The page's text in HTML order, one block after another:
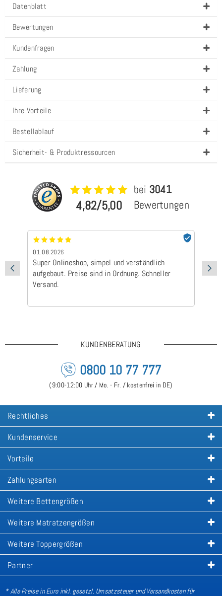
Datenblatt
Bewertungen
Kundenfragen
Zahlung
Lieferung
Ihre Vorteile
Bestellablauf
Sicherheit- & Produktressourcen
4,82/5,00
bei 3041
Bewertungen
01.08.2026
Super Onlineshop, simpel und verständlich
aufgebaut. Preise sind in Ordnung. Schneller
Versand.
KUNDENBERATUNG
0800 10 77 777
(9:00-12:00 Uhr / Mo. - Fr. / kostenfrei in DE)
Rechtliches
Kundenservice
Vorteile
Zahlungsarten
Weitere Bettengrößen
Weitere Matratzengrößen
Weitere Toppergrößen
Partner
* Alle Preise in Euro inkl. gesetzl. Umsatzsteuer und Versandkosten für